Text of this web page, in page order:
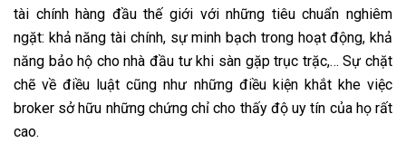
tài chính hàng đầu thế giới với những tiêu chuẩn nghiêm
ngặt: khả năng tài chính, sự minh bạch trong hoạt động, khả
năng bảo hộ cho nhà đầu tư khi sàn gặp trục trặc,… Sự chặt
chẽ về điều luật cũng như những điều kiện khắt khe việc
broker sở hữu những chứng chỉ cho thấy độ uy tín của họ rất
cao.